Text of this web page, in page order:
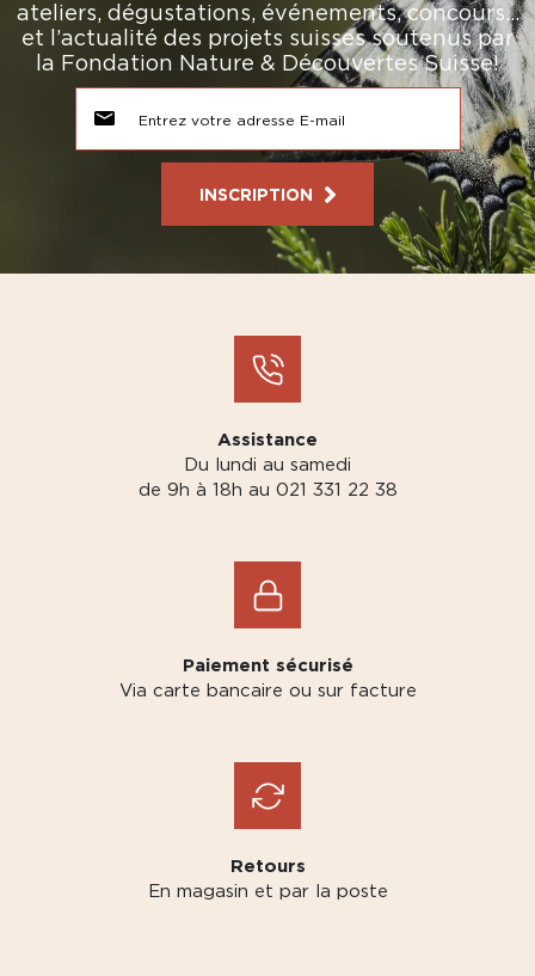
ateliers, dégustations, événements, concours…
et l’actualité des projets suisses soutenus par
la Fondation Nature & Découvertes Suisse!
INSCRIPTION
Assistance
Du lundi au samedi
de 9h à 18h au 021 331 22 38
Paiement sécurisé
Via carte bancaire ou sur facture
Retours
En magasin et par la poste